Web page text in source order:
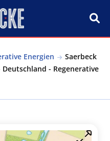
Energien
Saerbeck
- Regenerative